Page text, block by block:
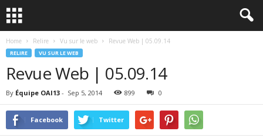
Home Relire Vu sur le web Revue Web | 05.09.14
RELIRE VU SUR LE WEB
Revue Web | 05.09.14
By Équipe OAI13 - Sep 5, 2014 899 0
Facebook Twitter